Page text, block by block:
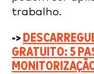
trabalho.
->
GRATUITO: 5